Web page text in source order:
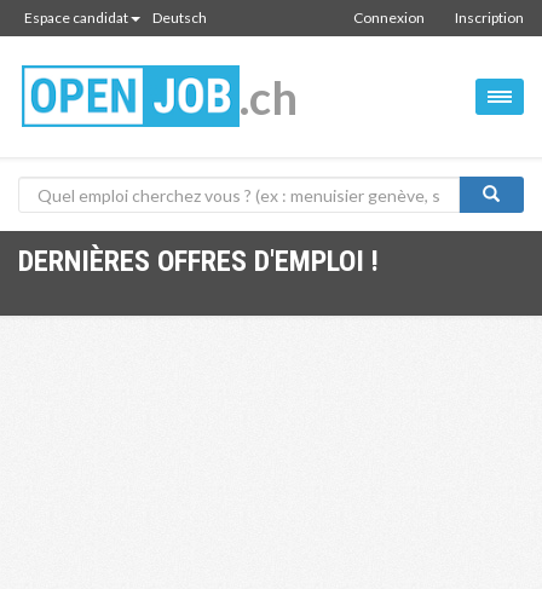
Espace candidat Deutsch Inscription
Connexion
.ch
DERNIÈRES OFFRES D'EMPLOI !